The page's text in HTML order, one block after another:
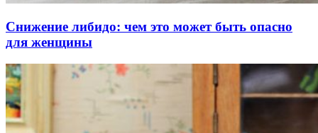
Снижение либидо: чем это может быть опасно
для женщины